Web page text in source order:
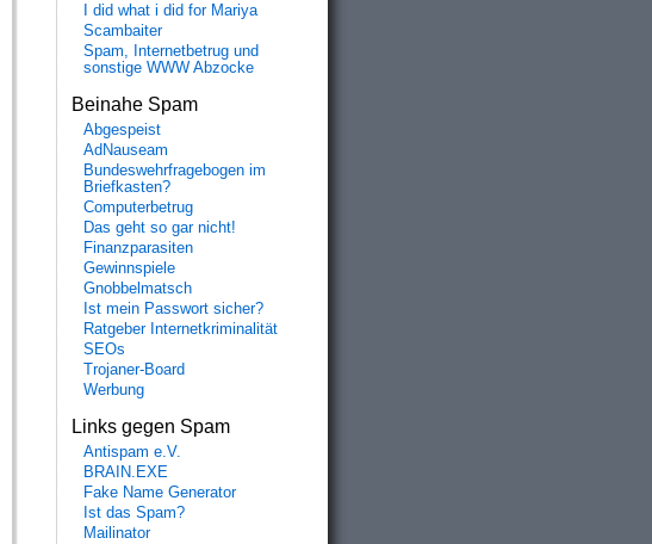
I did what i did for Mariya
Scambaiter
Spam, Internetbetrug und
sonstige WWW Abzocke
Beinahe Spam
Abgespeist
AdNauseam
Bundeswehrfragebogen im
Briefkasten?
Computerbetrug
Das geht so gar nicht!
Finanzparasiten
Gewinnspiele
Gnobbelmatsch
Ist mein Passwort sicher?
Ratgeber Internetkriminalität
SEOs
Trojaner-Board
Werbung
Links gegen Spam
Antispam e.V.
BRAIN.EXE
Fake Name Generator
Ist das Spam?
Mailinator